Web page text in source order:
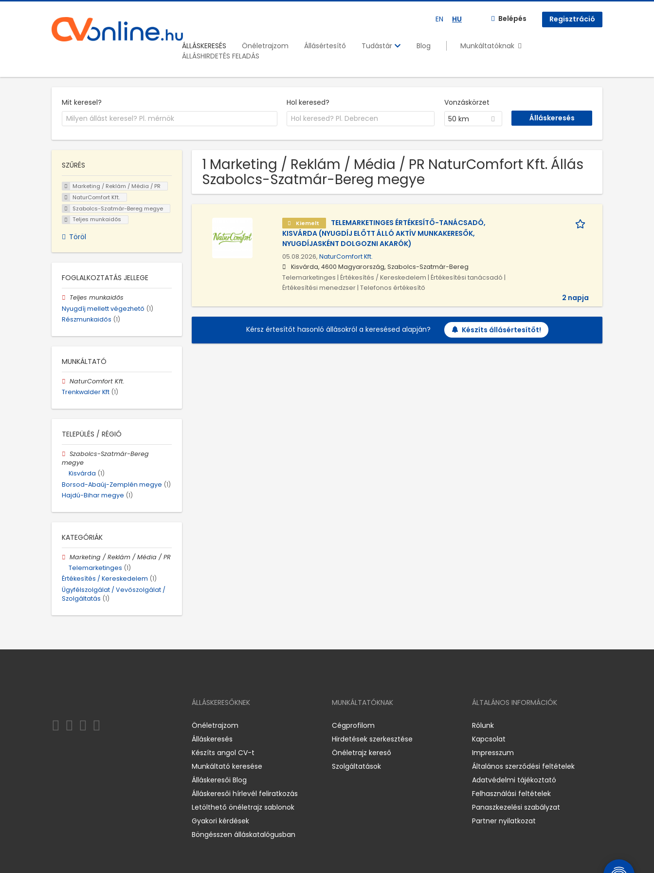
EN HU Belépés Regisztráció
ÁLLÁSKERESÉS Önéletrajzom Állásértesítő Tudástár Blog
Munkáltatóknak
ÁLLÁSHIRDETÉS FELADÁS
Mit keresel? Hol keresed?
Vonzáskörzet
50 km
1 Marketing / Reklám / Média / PR NaturComfort Kft. Állás
Szabolcs-Szatmár-Bereg megye
Kiemelt
TELEMARKETINGES ÉRTÉKESÍTŐ-TANÁCSADÓ,
KISVÁRDA (NYUGDÍJ ELŐTT ÁLLÓ AKTÍV MUNKAKERESŐK,
NYUGDÍJASKÉNT DOLGOZNI AKARÓK)
05.08.2026, NaturComfort Kft.
Kisvárda, 4600 Magyarország, Szabolcs-Szatmár-Bereg
Telemarketinges | Értékesítés / Kereskedelem | Értékesítési tanácsadó |
Értékesítési menedzser | Telefonos értékesítő
2 napja
Kérsz értesítőt hasonló állásokról a keresésed alapján? Készíts állásértesítőt!
SZŰRÉS
Marketing / Reklám / Média / PR
NaturComfort Kft.
Szabolcs-Szatmár-Bereg megye
Teljes munkaidős
Töröl
FOGLALKOZTATÁS JELLEGE
Teljes munkaidős
Nyugdíj mellett végezhető (1)
Részmunkaidős (1)
MUNKÁLTATÓ
NaturComfort Kft.
Trenkwalder Kft (1)
TELEPÜLÉS / RÉGIÓ
Szabolcs-Szatmár-Bereg
megye
Kisvárda (1)
Borsod-Abaúj-Zemplén megye (1)
Hajdú-Bihar megye (1)
KATEGÓRIÁK
Marketing / Reklám / Média / PR
Telemarketinges (1)
Értékesítés / Kereskedelem (1)
Ügyfélszolgálat / Vevőszolgálat /
Szolgáltatás (1)
ÁLLÁSKERESŐKNEK
Önéletrajzom
Álláskeresés
Készíts angol CV-t
Munkáltató keresése
Álláskeresői Blog
Álláskeresői hírlevél feliratkozás
Letölthető önéletrajz sablonok
Gyakori kérdések
Böngésszen álláskatalógusban
MUNKÁLTATÓKNAK
Cégprofilom
Hirdetések szerkesztése
Önéletrajz kereső
Szolgáltatások
ÁLTALÁNOS INFORMÁCIÓK
Rólunk
Kapcsolat
Impresszum
Általános szerződési feltételek
Adatvédelmi tájékoztató
Felhasználási feltételek
Panaszkezelési szabályzat
Partner nyilatkozat